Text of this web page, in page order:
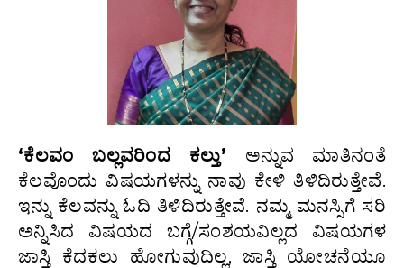
‘ಕೆಲವಂ ಬಲ್ಲವರಿಂದ ಕಲ್ತು’ ಅನ್ನುವ ಮಾತಿನಂತೆ
ಕೆಲವೊಂದು ವಿಷಯಗಳನ್ನು ನಾವು ಕೇಳಿ ತಿಳಿದಿರುತ್ತೇವೆ.
ಇನ್ನು ಕೆಲವನ್ನು ಓದಿ ತಿಳಿದಿರುತ್ತೇವೆ. ನಮ್ಮ ಮನಸ್ಸಿಗೆ ಸರಿ
ಅನ್ನಿಸಿದ ವಿಷಯದ ಬಗ್ಗೆ/ಸಂಶಯವಿಲ್ಲದ ವಿಷಯಗಳ
ಜಾಸ್ತಿ ಕೆದಕಲು ಹೋಗುವುದಿಲ್ಲ, ಜಾಸ್ತಿ ಯೋಚನೆಯೂ